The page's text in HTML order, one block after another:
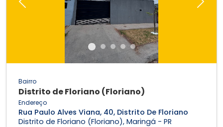
Previous Next
Bairro
Distrito de Floriano (Floriano)
Endereço
Rua Paulo Alves Viana, 40, Distrito De Floriano
Distrito de Floriano (Floriano), Maringá - PR